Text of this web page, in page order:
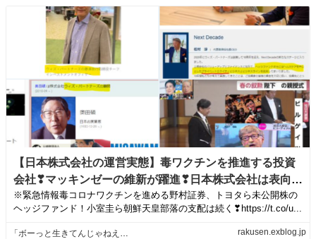
【日本株式会社の運営実態】毒ワクチンを推進する投資
会社❣マッキンゼーの維新が躍進❣日本株式会社は表向き
経団連だけど実は三菱❣経団連に埋め込まれたマッキン
ゼーのDNA❣国家が会社として国連の支配下❣ | 「ボーっ
と生きてんじゃねえよ！」ブログ
※緊急情報毒コロナワクチンを進める野村証券、トヨタら未公開株の
ヘッジファンド！小室圭ら朝鮮天皇部落の支配は続く❣https://t.co/u...
「ボーっと生きてんじゃねえよ！」ブログ rakusen.exblog.jp